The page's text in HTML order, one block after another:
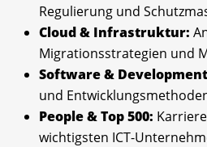
Regulierung und
Cloud & Infrastruktur:
Migrationsstrategien und
Software &
und
People & Top 500:
wichtigsten ICT-